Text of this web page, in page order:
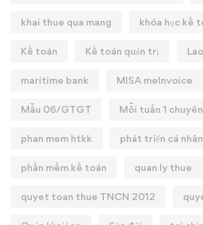
khai thue qua mang khóa học kế
Kế toán Kế toán quản trị
maritime bank MISA meInvoice
Mẫu 06/GTGT Mỗi tuần 1
phan mem htkk phát triển cá nhân
phần mềm kế toán quan ly thue
quyet toan thue TNCN 2012